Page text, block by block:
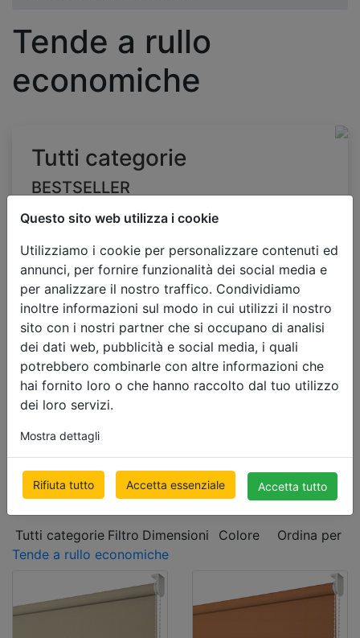
Questo sito web utilizza i cookie
Utilizziamo i cookie per personalizzare contenuti ed
annunci, per fornire funzionalità dei social media e
per analizzare il nostro traffico. Condividiamo
inoltre informazioni sul modo in cui utilizzi il nostro
sito con i nostri partner che si occupano di analisi
dei dati web, pubblicità e social media, i quali
potrebbero combinarle con altre informazioni che
hai fornito loro o che hanno raccolto dal tuo utilizzo
dei loro servizi.
Mostra dettagli
Rifiuta tutto Accetta essenziale Accetta tutto
Tende a rullo
economiche
Tutti categorie
BESTSELLER
TENDE VENEZIANE
APPLICAZIONE
TENDE OSCURANTI
TENDE A RULLO
Tende a Rullo in Tessuto
Tende a Rullo Oscuranti
Tende a Rullo Day&Night
Tende a rullo su misura
Tende a rullo economiche
TENDE VERTICALI
TENDE PLISSETTATE
Tutti categorie Filtro Dimensioni Colore
Ordina per
Tende a rullo economiche